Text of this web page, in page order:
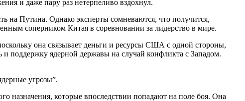
и даже пару раз нетерпеливо вздохнул.
на Путина. Однако эксперты сомневаются, что получится,
соперником Китая в соревновании за лидерство в мире.
она связывает деньги и ресурсы США с одной стороны,
и поддержку ядерной державы на случай конфликта с Западом.
угрозы”.
назначения, которые впоследствии попадают на поле боя. Она